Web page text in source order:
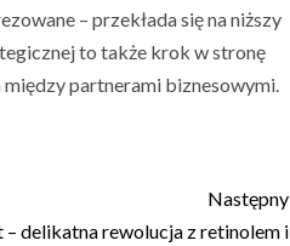
– przekłada się na niższy
to także krok w stronę
partnerami biznesowymi.
Następny
– delikatna rewolucja z retinolem i